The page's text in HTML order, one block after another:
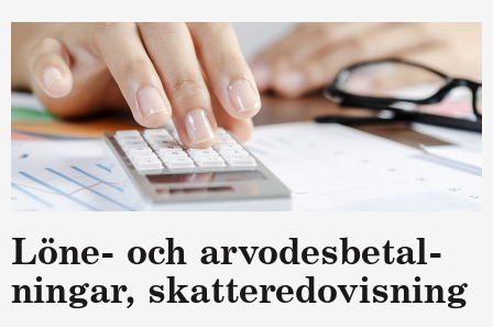
Löne- och arvo­des­be­tal­
ningar, skat­te­re­do­vis­ning